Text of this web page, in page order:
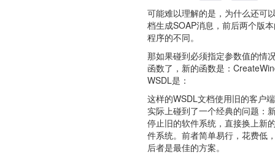
可能难以理解的是，为什么还可
档生成SOAP消息，前后两个版
程序的不同。
那如果碰到必须指定参数值的情
函数了，新的函数是：
WSDL是：
这样的WSDL文档使用旧的客户
实际上碰到了一个经典的问题：
停止旧的软件系统，直接换上新
件系统。前者简单易行，花费低
后者是最佳的方案。